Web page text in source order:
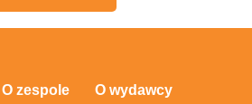
O zespole O wydawcy